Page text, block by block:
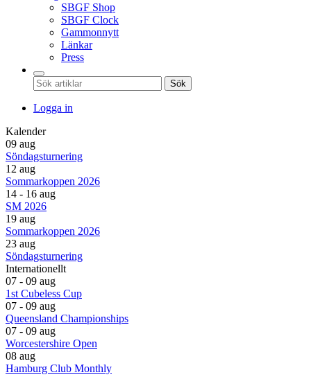
SBGF Shop
SBGF Clock
Gammonnytt
Länkar
Press
Sök
Logga in
Kalender
09 aug
Söndagsturnering
12 aug
Sommarkoppen 2026
14 - 16 aug
SM 2026
19 aug
Sommarkoppen 2026
23 aug
Söndagsturnering
Internationellt
07 - 09 aug
1st Cubeless Cup
07 - 09 aug
Queensland Championships
07 - 09 aug
Worcestershire Open
08 aug
Hamburg Club Monthly